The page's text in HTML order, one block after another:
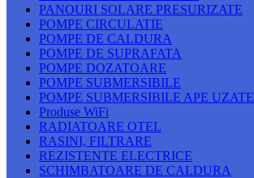
PANOURI SOLARE PRESURIZATE
POMPE CIRCULATIE
POMPE DE CALDURA
POMPE DE SUPRAFATA
POMPE DOZATOARE
POMPE SUBMERSIBILE
POMPE SUBMERSIBILE APE UZATE
Produse WiFi
RADIATOARE OTEL
RASINI, FILTRARE
REZISTENTE ELECTRICE
SCHIMBATOARE DE CALDURA